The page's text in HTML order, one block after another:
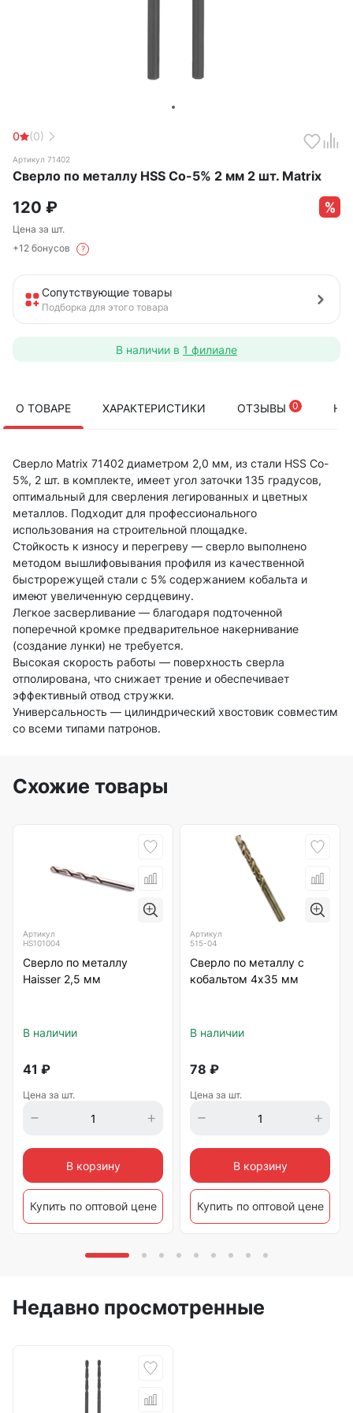
0 (0)
Артикул 71402
Сверло по металлу HSS Со-5% 2 мм 2 шт. Matrix
120 ₽
Цена за шт.
+12 бонусов
?
Сопутствующие товары
Подборка для этого товара
В наличии в 1 филиале
О ТОВАРЕ ХАРАКТЕРИСТИКИ ОТЗЫВЫ 0
Сверло Matrix 71402 диаметром 2,0 мм, из стали HSS Co-
5%, 2 шт. в комплекте, имеет угол заточки 135 градусов,
оптимальный для сверления легированных и цветных
металлов. Подходит для профессионального
использования на строительной площадке.
Стойкость к износу и перегреву — сверло выполнено
методом вышлифовывания профиля из качественной
быстрорежущей стали с 5% содержанием кобальта и
имеют увеличенную сердцевину.
Легкое засверливание — благодаря подточенной
поперечной кромке предварительное накернивание
(создание лунки) не требуется.
Высокая скорость работы — поверхность сверла
отполирована, что снижает трение и обеспечивает
эффективный отвод стружки.
Универсальность — цилиндрический хвостовик совместим
со всеми типами патронов.
Схожие товары
Артикул
HS101004
Сверло по металлу
Haisser 2,5 мм
В наличии
41 ₽
Цена за шт.
В корзину
Купить по оптовой цене
Артикул
515-04
Сверло по металлу с
кобальтом 4х35 мм
В наличии
78 ₽
Цена за шт.
В корзину
Купить по оптовой цене
Недавно просмотренные